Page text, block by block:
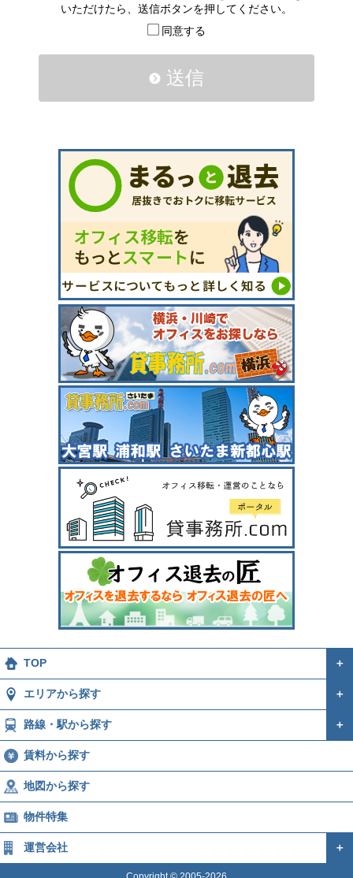
いただけたら、送信ボタンを押してください。
同意する
送信
TOP ＋
エリアから探す ＋
路線・駅から探す ＋
賃料から探す
地図から探す
物件特集
運営会社 ＋